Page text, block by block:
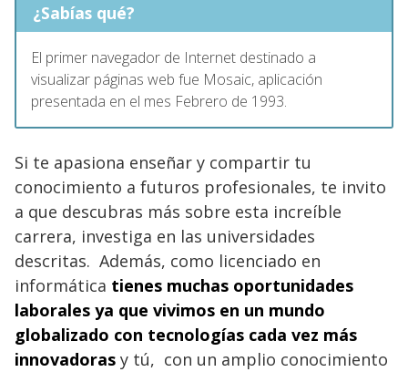
¿Sabías qué?
El primer navegador de Internet destinado a
visualizar páginas web fue Mosaic, aplicación
presentada en el mes Febrero de 1993.
Si te apasiona enseñar y compartir tu
conocimiento a futuros profesionales, te invito
a que descubras más sobre esta increíble
carrera, investiga en las universidades
descritas. Además, como licenciado en
informática tienes muchas oportunidades
laborales ya que vivimos en un mundo
globalizado con tecnologías cada vez más
innovadoras y tú, con un amplio conocimiento